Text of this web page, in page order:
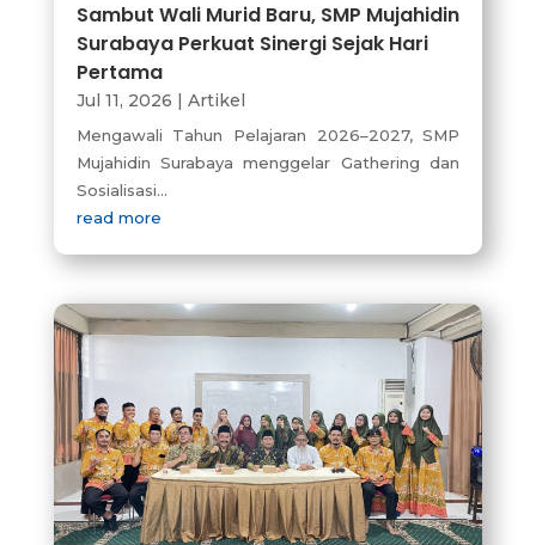
Sambut Wali Murid Baru, SMP Mujahidin
Surabaya Perkuat Sinergi Sejak Hari
Pertama
Jul 11, 2026 | Artikel
Mengawali Tahun Pelajaran 2026–2027, SMP
Mujahidin Surabaya menggelar Gathering dan
Sosialisasi...
read more